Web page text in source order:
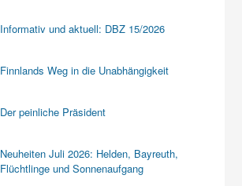
Informativ und aktuell: DBZ 15/2026
Finnlands Weg in die Unabhängigkeit
Der peinliche Präsident
Neuheiten Juli 2026: Helden, Bayreuth,
Flüchtlinge und Sonnenaufgang